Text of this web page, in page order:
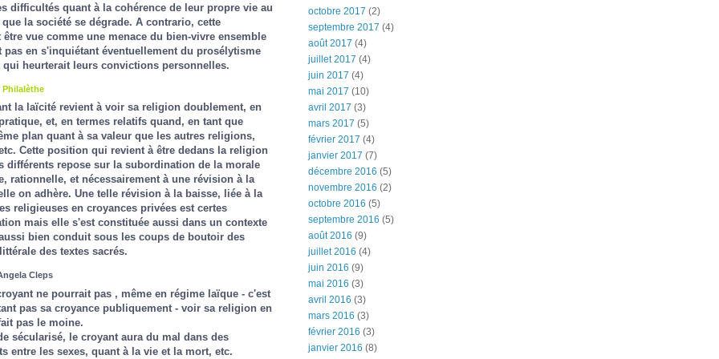
difficultés quant à la cohérence de leur propre vie au
la société se dégrade. A contrario, cette
vue comme une menace du bien-vivre ensemble
pas en s'inquiétant éventuellement du prosélytisme
heurterait leurs convictions personnelles.
Philalèthe
la laïcité revient à voir sa religion doublement, en
et, en termes relatifs quand, en tant que
plan quant à sa valeur que les autres religions,
Cette position qui revient à être dedans la religion
différents repose sur la subordination de la morale
rationnelle, et nécessairement à une révision à la
on adhère. Une telle révision à la baisse, liée à la
religieuses en croyances privées est certes
mais elle s'est constituée aussi dans un contexte
bien conduit sous les coups de boutoir des
des textes sacrés.
Cleps
ne pourrait pas , même en régime laïque - c'est
pas sa croyance publiquement - voir sa religion en
pas le moine.
sécularisé, le croyant aura du mal dans des
entre les sexes, quant à la vie et la mort, etc.
octobre 2017 (2)
septembre 2017 (4)
août 2017 (4)
juillet 2017 (4)
juin 2017 (4)
mai 2017 (10)
avril 2017 (3)
mars 2017 (5)
février 2017 (4)
janvier 2017 (7)
décembre 2016 (5)
novembre 2016 (2)
octobre 2016 (5)
septembre 2016 (5)
août 2016 (9)
juillet 2016 (4)
juin 2016 (9)
mai 2016 (3)
avril 2016 (3)
mars 2016 (3)
février 2016 (3)
janvier 2016 (8)